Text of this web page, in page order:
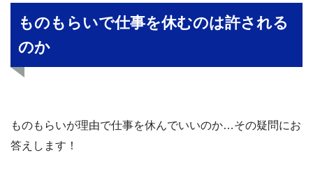
ものもらいで仕事を休むのは許される
のか
ものもらいが理由で仕事を休んでいいのか…その疑問にお
答えします！